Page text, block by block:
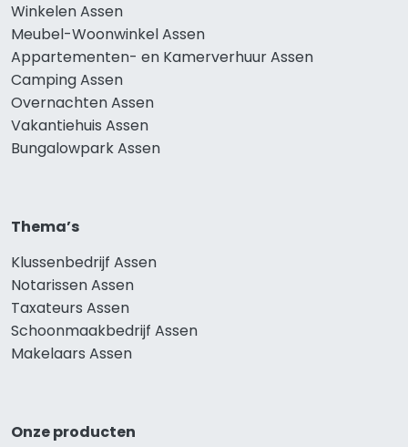
Winkelen Assen
Meubel-Woonwinkel Assen
Appartementen- en Kamerverhuur Assen
Camping Assen
Overnachten Assen
Vakantiehuis Assen
Bungalowpark Assen
Thema’s
Klussenbedrijf Assen
Notarissen Assen
Taxateurs Assen
Schoonmaakbedrijf Assen
Makelaars Assen
Onze producten